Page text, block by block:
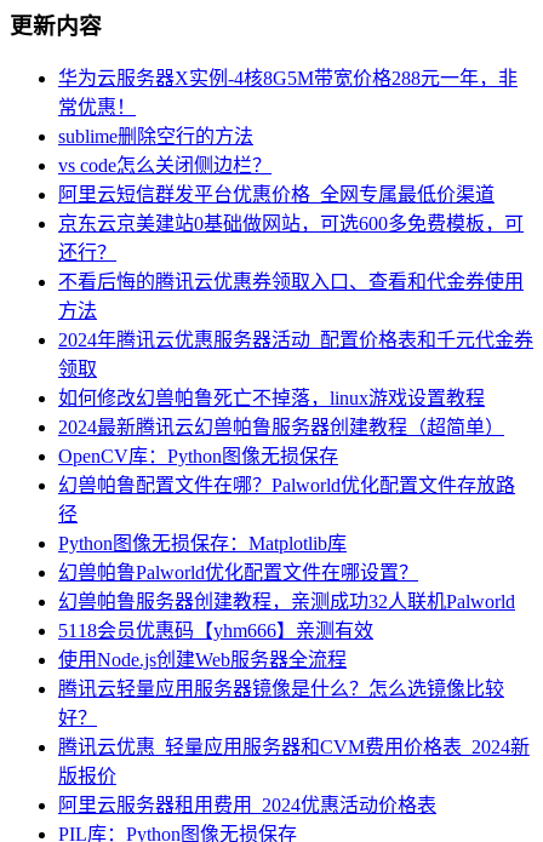
更新内容
华为云服务器X实例-4核8G5M带宽价格288元一年，非
常优惠！
sublime删除空行的方法
vs code怎么关闭侧边栏？
阿里云短信群发平台优惠价格_全网专属最低价渠道
京东云京美建站0基础做网站，可选600多免费模板，可
还行？
不看后悔的腾讯云优惠券领取入口、查看和代金券使用
方法
2024年腾讯云优惠服务器活动_配置价格表和千元代金券
领取
如何修改幻兽帕鲁死亡不掉落，linux游戏设置教程
2024最新腾讯云幻兽帕鲁服务器创建教程（超简单）
OpenCV库：Python图像无损保存
幻兽帕鲁配置文件在哪？Palworld优化配置文件存放路
径
Python图像无损保存：Matplotlib库
幻兽帕鲁Palworld优化配置文件在哪设置？
幻兽帕鲁服务器创建教程，亲测成功32人联机Palworld
5118会员优惠码【yhm666】亲测有效
使用Node.js创建Web服务器全流程
腾讯云轻量应用服务器镜像是什么？怎么选镜像比较
好？
腾讯云优惠_轻量应用服务器和CVM费用价格表_2024新
版报价
阿里云服务器租用费用_2024优惠活动价格表
PIL库：Python图像无损保存